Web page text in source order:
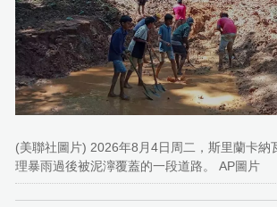
(美聯社圖片) 2026年8月4日周二，斯里蘭卡納
理暴雨過後被泥濘覆蓋的一段道路。 AP圖片